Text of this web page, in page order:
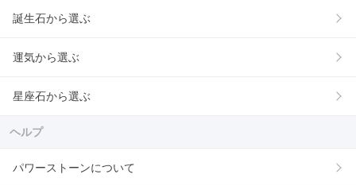
誕生石から選ぶ
運気から選ぶ
星座石から選ぶ
ヘルプ
パワーストーンについて